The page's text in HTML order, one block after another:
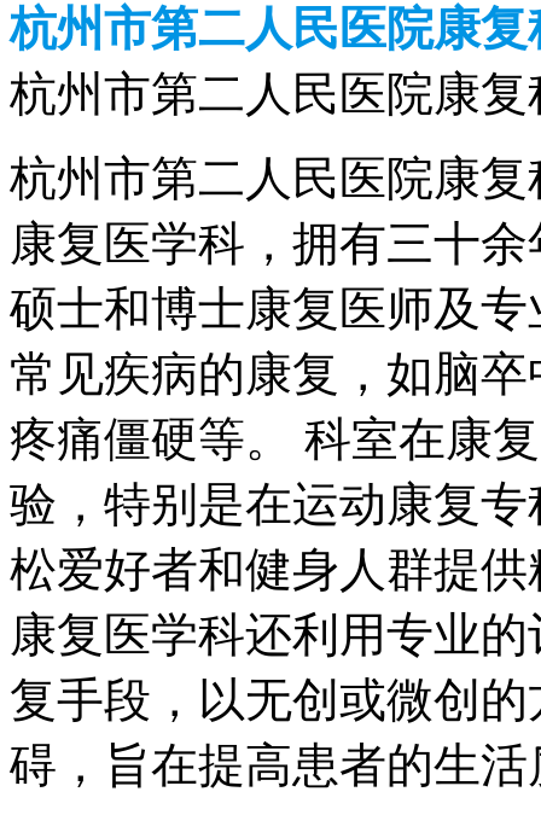
杭州市第二人民医院康
杭州市第二人民医院康复
杭州市第二人民医院康
康复医学科，拥有三十
硕士和博士康复医师及
常见疾病的康复，如脑
疼痛僵硬等。 科室在康
验，特别是在运动康复
松爱好者和健身人群提
康复医学科还利用专业
复手段，以无创或微创
碍，旨在提高患者的生活